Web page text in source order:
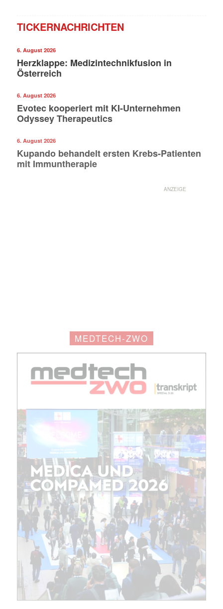
Mit dem |transkript-Newsletter
jede Woche aktuell informiert.
E-
Mail
(erforderlich)
TICKERNACHRICHTEN
6. August 2026
Herzklappe: Medizintechnikfusion in
Österreich
6. August 2026
Evotec kooperiert mit KI-Unternehmen
Odyssey Therapeutics
6. August 2026
Kupando behandelt ersten Krebs-Patienten
mit Immuntherapie
ANZEIGE
MEDTECH-ZWO